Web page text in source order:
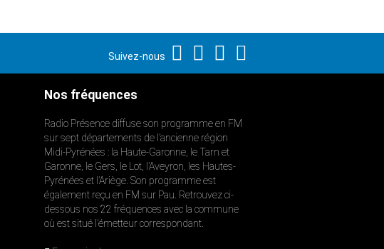
Suivez-nous
Nos fréquences
Radio Présence diffuse son programme en FM
sur sept départements de l’ancienne région
Midi-Pyrénées : la Haute-Garonne, le Tarn et
Garonne, le Gers, le Lot, l’Aveyron, les Hautes-
Pyrénées et l’Ariège. Son programme est
également reçu en FM sur Pau. Retrouvez ci-
dessous nos 22 fréquences avec la commune
où est situé l’émetteur correspondant.